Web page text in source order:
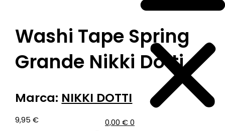
0,00 € 0
Washi Tape Spring
Grande Nikki Dotti
Marca: NIKKI DOTTI
9,95€